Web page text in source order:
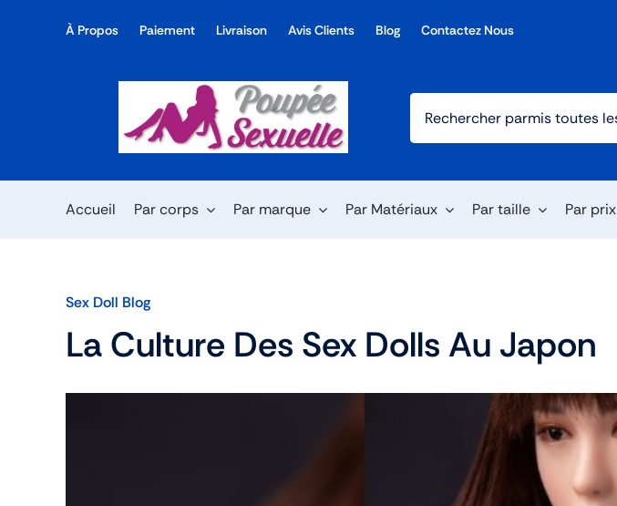
À Propos Paiement Livraison Avis Clients Blog Contactez Nous
Accueil Par corps Par marque Par Matériaux Par taille Par prix
Sex Doll Blog
La Culture Des Sex Dolls Au Japon